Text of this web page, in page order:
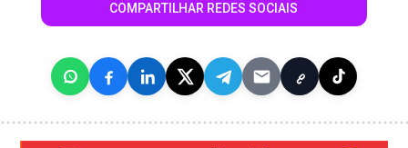
COMPARTILHAR REDES SOCIAIS